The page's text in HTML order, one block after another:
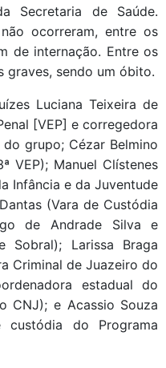
Secretaria de Saúde.
ocorreram, entre os
de internação. Entre os
graves, sendo um óbito.
Luciana Teixeira de
[VEP] e corregedora
grupo; Cézar Belmino
VEP); Manuel Clístenes
Infância e da Juventude
(Vara de Custódia
de Andrade Silva e
Sobral); Larissa Braga
Criminal de Juazeiro do
estadual do
CNJ); e Acassio Souza
custódia do Programa